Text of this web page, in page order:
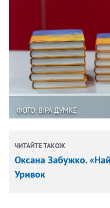
ФОТО: ВІРА ДУМКЕ
ЧИТАЙТЕ ТАКОЖ
Оксана Забужко.
Уривок